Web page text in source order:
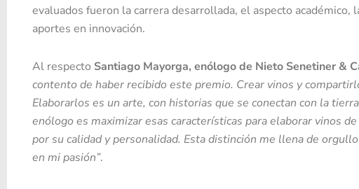
evaluados fueron la carrera desarrollada, el aspecto académico,
aportes en innovación.
Al respecto Santiago Mayorga, enólogo de Nieto Senetiner &
contento de haber recibido este premio. Crear vinos y
Elaborarlos es un arte, con historias que se conectan con la
enólogo es maximizar esas características para elaborar vinos
por su calidad y personalidad. Esta distinción me llena de
en mi pasión”.